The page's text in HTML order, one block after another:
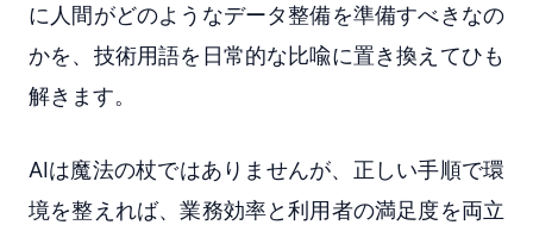
に人間がどのようなデータ整備を準備すべきなの
かを、技術用語を日常的な比喩に置き換えてひも
解きます。
AIは魔法の杖ではありませんが、正しい手順で環
境を整えれば、業務効率と利用者の満足度を両立